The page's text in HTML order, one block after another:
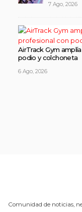
7 Ago, 2026
AirTrack Gym
podio y colchoneta
6 Ago, 2026
Comunidad de noticias,